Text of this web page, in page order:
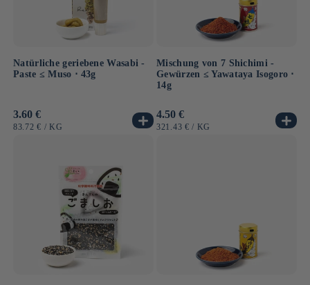
Natürliche geriebene Wasabi -
Paste ≤ Muso ⋅ 43g
Normaler
Preis
3.60 €
GRUNDPREIS
83.72 € / PRO
KG
Mischung von 7 Shichimi -
Gewürzen ≤ Yawataya Isogoro ⋅
14g
Normaler
Preis
4.50 €
GRUNDPREIS
321.43 € / PRO
KG